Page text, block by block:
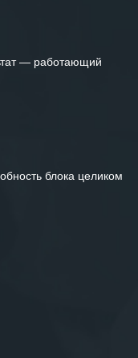
— работающий
блока целиком